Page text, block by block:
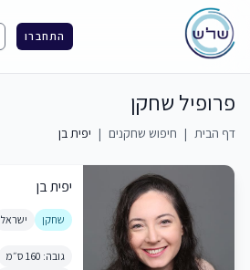
התחברו
פרופיל שחקן
דף הבית | חיפוש שחקנים | יפית בן
יפית בן
שחקן ישראל
גובה: 160 ס״מ